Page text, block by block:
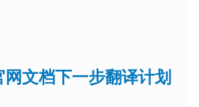
网文档下一步翻译计划